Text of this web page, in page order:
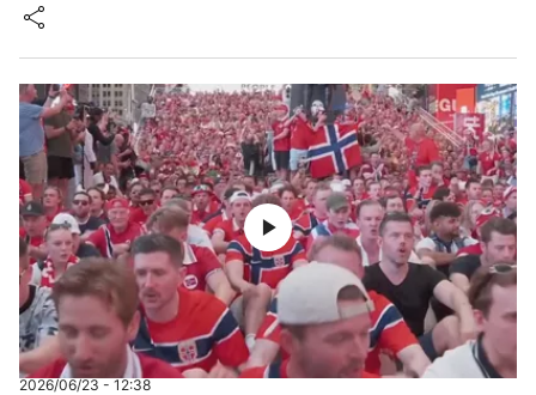
2026/06/23 - 12:38